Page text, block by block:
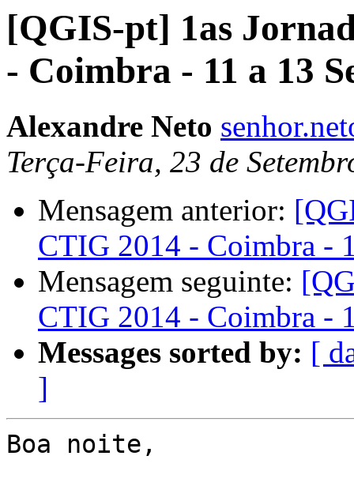
[QGIS-pt] 1as
- Coimbra - 11 a 13
Alexandre Neto
Terça-Feira, 23 de
Mensagem anterior:
CTIG 2014 - Coimbra -
Mensagem seguinte:
CTIG 2014 - Coimbra -
Messages sorted by: [
]
Boa noite,